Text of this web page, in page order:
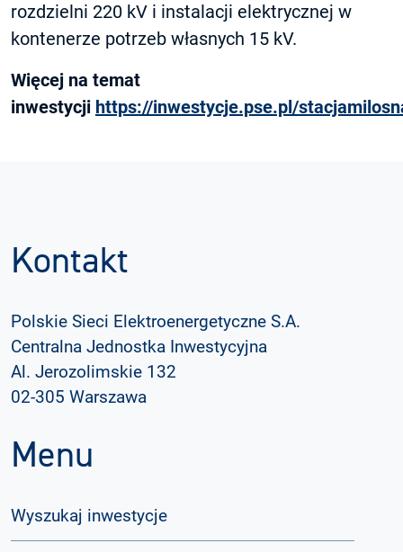
rozdzielni 220 kV i instalacji elektrycznej w
kontenerze potrzeb własnych 15 kV.
Więcej na temat
inwestycji https://inwestycje.pse.pl/
Kontakt
Polskie Sieci Elektroenergetyczne S.A.
Centralna Jednostka Inwestycyjna
Al. Jerozolimskie 132
02-305 Warszawa
Menu
Wyszukaj inwestycje